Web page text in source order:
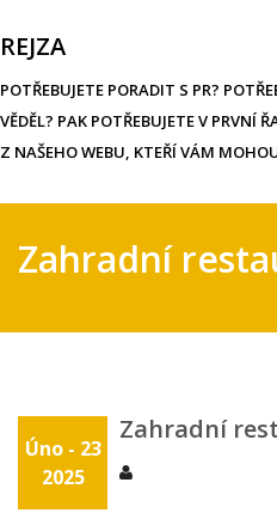
to
content
REJZA
POTŘEBUJETE PORADIT S PR?
VĚDĚL? PAK POTŘEBUJETE V PRVNÍ
Z NAŠEHO WEBU, KTEŘÍ VÁM
Zahradní
Úno - 23
2025
Zahradní